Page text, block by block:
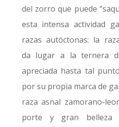
del zorro que puede
esta intensa actividad
razas autóctonas: la
da lugar a la ternera
apreciada hasta tal
por su propia marca de
raza asnal zamorano-
porte y gran belleza